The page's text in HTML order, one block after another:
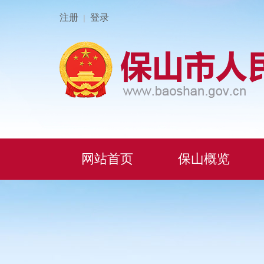
注册 | 登录
网站首页 保山概览